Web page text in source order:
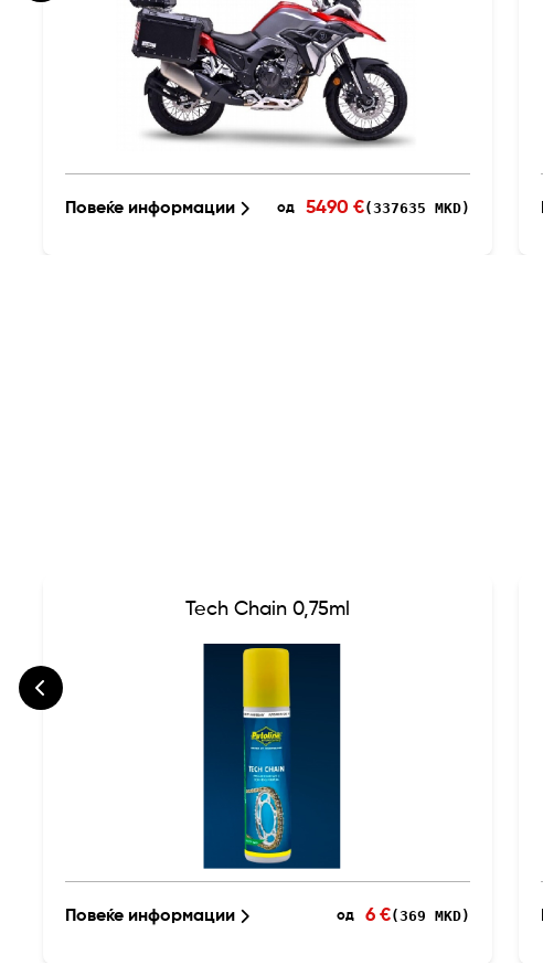
Повеќе информации од 5490 €(337635 MKD)
Tech Chain 0,75ml
Повеќе информации од 6 €(369 MKD)